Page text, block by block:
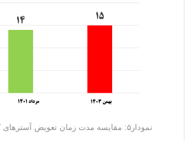
نمودار۵: مقایسه مدت زمان تعویض آسترهای کله گاوی فاز ۱